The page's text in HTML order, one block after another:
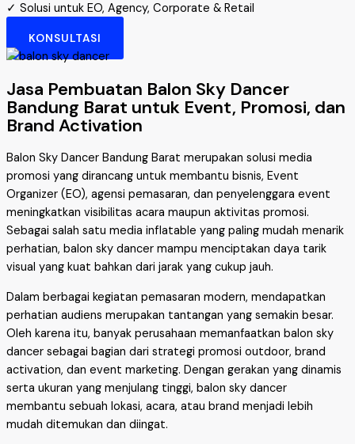
✓ Solusi untuk EO, Agency, Corporate & Retail
KONSULTASI
Jasa Pembuatan Balon Sky Dancer
Bandung Barat untuk Event, Promosi, dan
Brand Activation
Balon Sky Dancer Bandung Barat merupakan solusi media
promosi yang dirancang untuk membantu bisnis, Event
Organizer (EO), agensi pemasaran, dan penyelenggara event
meningkatkan visibilitas acara maupun aktivitas promosi.
Sebagai salah satu media inflatable yang paling mudah menarik
perhatian, balon sky dancer mampu menciptakan daya tarik
visual yang kuat bahkan dari jarak yang cukup jauh.
Dalam berbagai kegiatan pemasaran modern, mendapatkan
perhatian audiens merupakan tantangan yang semakin besar.
Oleh karena itu, banyak perusahaan memanfaatkan balon sky
dancer sebagai bagian dari strategi promosi outdoor, brand
activation, dan event marketing. Dengan gerakan yang dinamis
serta ukuran yang menjulang tinggi, balon sky dancer
membantu sebuah lokasi, acara, atau brand menjadi lebih
mudah ditemukan dan diingat.